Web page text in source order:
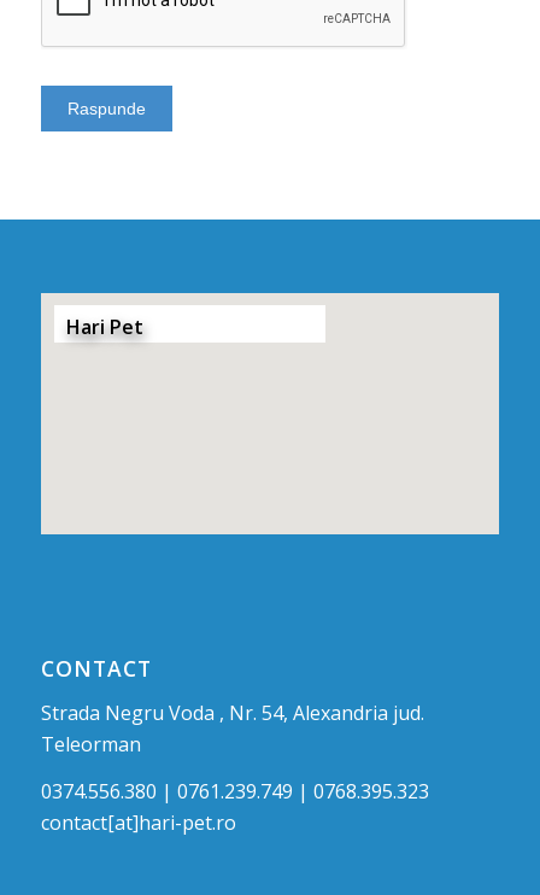
Hari Pet
CONTACT
Strada Negru Voda , Nr. 54, Alexandria jud.
Teleorman
0374.556.380 | 0761.239.749 | 0768.395.323
contact[at]hari-pet.ro